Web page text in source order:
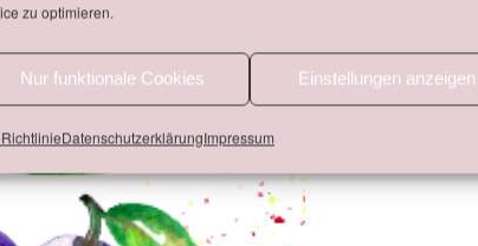
zu optimieren.
Nur funktionale Cookies Einstellungen anzeigen
DatenschutzerklärungImpressum